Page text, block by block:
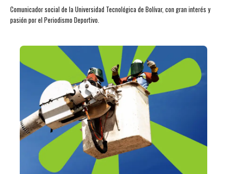
Comunicador social de la Universidad Tecnológica de Bolívar, con gran interés y
pasión por el Periodismo Deportivo.